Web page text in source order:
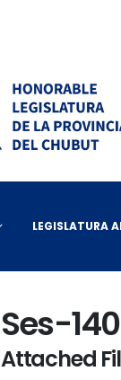
LEGISLATURA
Ses-
Attached